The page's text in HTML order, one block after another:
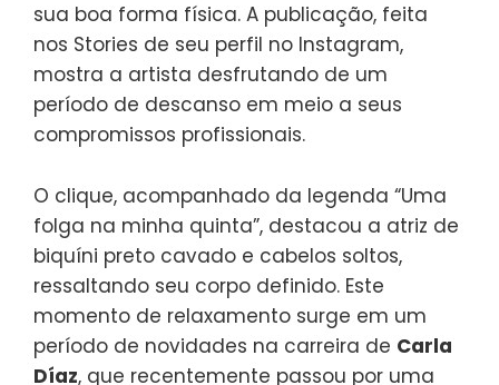
sua boa forma física. A publicação, feita
nos Stories de seu perfil no Instagram,
mostra a artista desfrutando de um
período de descanso em meio a seus
compromissos profissionais.
O clique, acompanhado da legenda “Uma
folga na minha quinta”, destacou a atriz de
biquíni preto cavado e cabelos soltos,
ressaltando seu corpo definido. Este
momento de relaxamento surge em um
período de novidades na carreira de Carla
Díaz, que recentemente passou por uma